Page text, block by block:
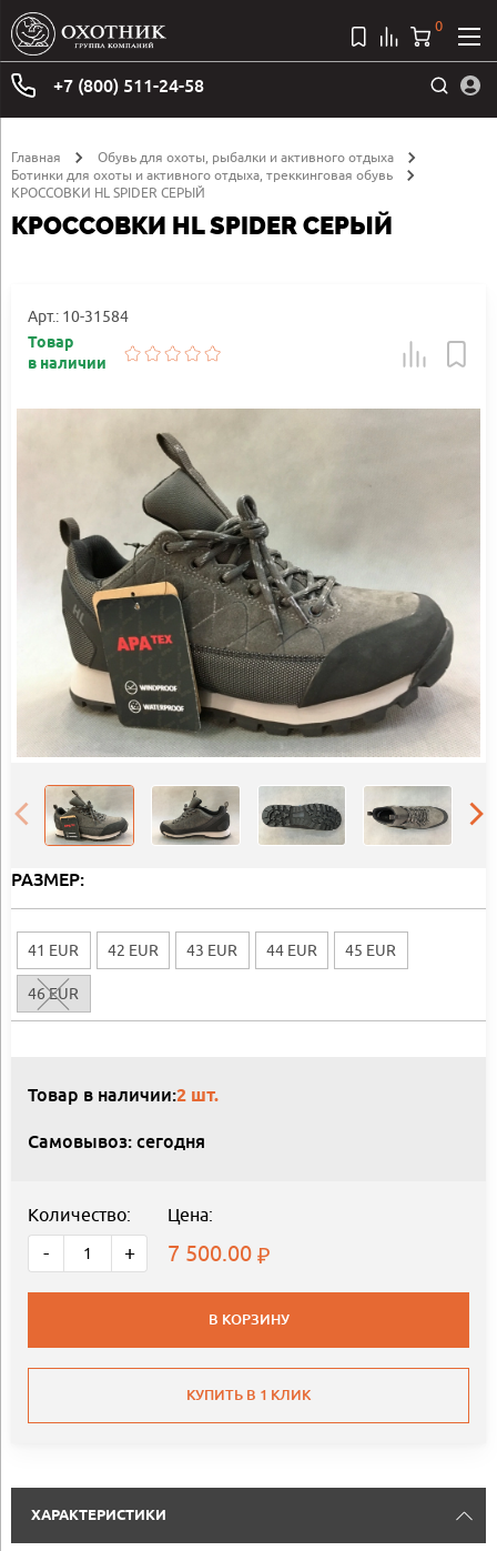
+7 (800) 511-24-58
0
Главная
Обувь для охоты, рыбалки и активного отдыха
Ботинки для охоты и активного отдыха, треккинговая обувь
КРОССОВКИ HL SPIDER СЕРЫЙ
КРОССОВКИ HL SPIDER СЕРЫЙ
Арт.: 10-31584
Товар
в наличии
РАЗМЕР:
41 EUR 42 EUR 43 EUR 44 EUR 45 EUR
46 EUR
Товар в наличии:2 шт.
Самовывоз: сегодня
Количество:
- +
Цена:
7 500.00
В КОРЗИНУ
КУПИТЬ В 1 КЛИК
ХАРАКТЕРИСТИКИ